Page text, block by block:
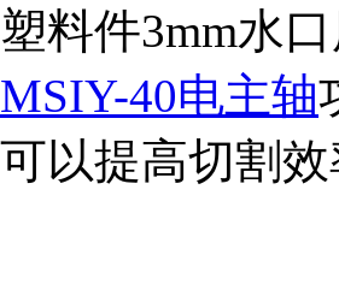
塑料件3mm水
MSIY-40电主轴
可以提高切割